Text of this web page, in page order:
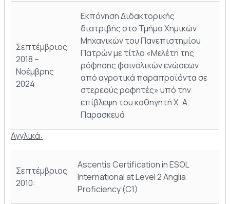
Σεπτέμβριος
2018 –
Νοέμβρης
2024
Εκπόνηση Διδακτορικής
διατριβής στο Τμήμα Χημικών
Μηχανικών του Πανεπιστημίου
Πατρών με τίτλο «Μελέτη της
ρόφησης φαινολικών ενώσεων
από αγροτικά παραπροϊόντα σε
στερεούς ροφητές» υπό την
επίβλεψη του καθηγητή Χ. Α.
Παρασκευά
Αγγλικά:
Σεπτέμβριος
2010:
Ascentis Certification in ESOL
International at Level 2 Anglia
Proficiency (C1)